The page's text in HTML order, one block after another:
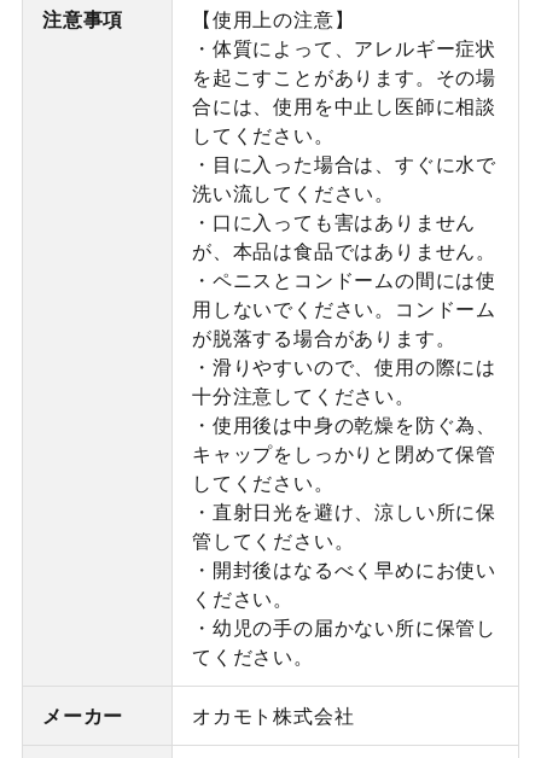
注意事項
【使用上の注意】
・体質によって、アレルギー症状
を起こすことがあります。その場
合には、使用を中止し医師に相談
してください。
・目に入った場合は、すぐに水で
洗い流してください。
・口に入っても害はありません
が、本品は食品ではありません。
・ペニスとコンドームの間には使
用しないでください。コンドーム
が脱落する場合があります。
・滑りやすいので、使用の際には
十分注意してください。
・使用後は中身の乾燥を防ぐ為、
キャップをしっかりと閉めて保管
してください。
・直射日光を避け、涼しい所に保
管してください。
・開封後はなるべく早めにお使い
ください。
・幼児の手の届かない所に保管し
てください。
メーカー オカモト株式会社